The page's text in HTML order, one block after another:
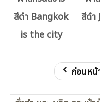
สีดำ Bangkok
is the city
สีดำ
ก่อนหน้